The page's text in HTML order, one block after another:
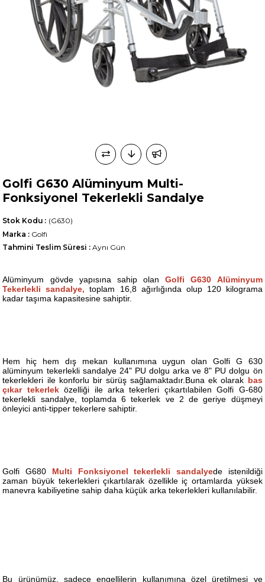
Golfi G630 Alüminyum Multi-
Fonksiyonel Tekerlekli Sandalye
(G630)
Stok Kodu
Marka : Golfi
Tahmini Teslim Süresi : Aynı Gün
Alüminyum gövde yapısına sahip olanGolfi G630 Alüminyum
Tekerlekli sandalye, toplam 16,8 ağırlığında olup 120 kilograma
kadar taşıma kapasitesine sahiptir.
Hem hiç hem dış mekan kullanımına uygun olan Golfi G 630
alüminyum tekerlekli sandalye 24" PU dolgu arka ve 8" PU dolgu ön
tekerlekleri ile konforlu bir sürüş sağlamaktadır.Buna ek olarak bas
çıkar tekerleközelliği ile arka tekerleri çıkartılabilen Golfi G-680
tekerlekli sandalye, toplamda 6 tekerlek ve 2 de geriye düşmeyi
önleyici anti-tipper tekerlere sahiptir.
Golfi G680 Multi Fonksiyonel tekerlekli sandalyede istenildiği
zaman büyük tekerlekleri çıkartılarak özellikle iç ortamlarda yüksek
manevra kabiliyetine sahip daha küçük arka tekerlekleri kullanılabilir.
Bu ürünümüz, sadece engellilerin kullanımına özel üretilmesi ve